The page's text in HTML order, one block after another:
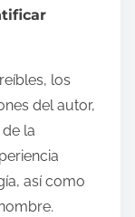
los
del autor,
la
así como